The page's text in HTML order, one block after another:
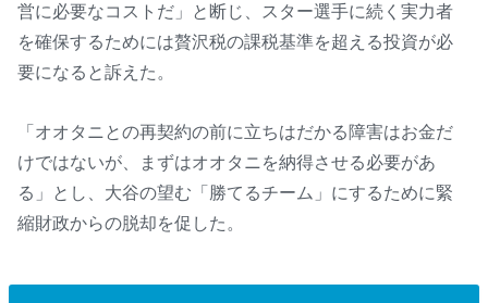
営に必要なコストだ」と断じ、スター選手に続く実力者
を確保するためには贅沢税の課税基準を超える投資が必
要になると訴えた。
「オオタニとの再契約の前に立ちはだかる障害はお金だ
けではないが、まずはオオタニを納得させる必要があ
る」とし、大谷の望む「勝てるチーム」にするために緊
縮財政からの脱却を促した。